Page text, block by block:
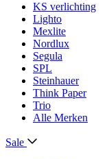
KS verlichting
Lighto
Mexlite
Nordlux
Segula
SPL
Steinhauer
Think Paper
Trio
Alle Merken
Sale